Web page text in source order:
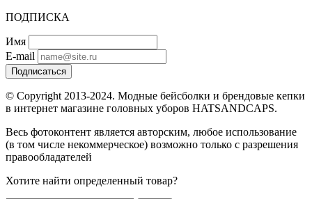
ПОДПИСКА
Имя
E-mail
Подписаться
© Copyright 2013-2024. Модные бейсболки и брендовые кепки
в интернет магазине головных уборов HATSANDCAPS.
Весь фотоконтент является авторским, любое использование
(в том числе некоммерческое) возможно только с разрешения
правообладателей
Хотите найти определенный товар?